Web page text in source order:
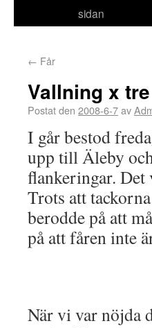
sidan
← Får
Vallning x tre
Postat den 2008-6-7av
I går bestod
upp till Äleby
flankeringar. Det
Trots att
berodde på att
på att fåren inte
När vi var nöjda